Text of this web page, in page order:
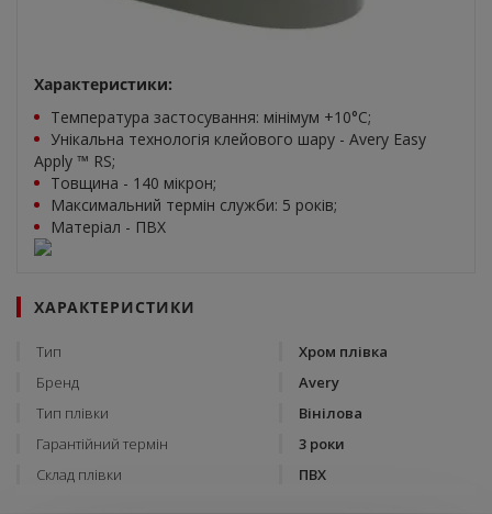
Характеристики:
Температура застосування: мінімум +10°C;
Унікальна технологія клейового шару - Avery Easy
Apply ™ RS;
Товщина - 140 мікрон;
Максимальний термін служби: 5 років;
Матеріал - ПВХ
ХАРАКТЕРИСТИКИ
Тип
Хром плівка
Бренд
Avery
Тип плівки
Вінілова
Гарантійний термін
3 роки
Склад плівки
ПВХ